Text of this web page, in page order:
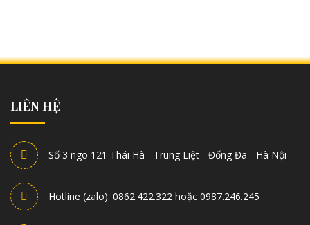
LIÊN HỆ
Số 3 ngõ 121 Thái Hà - Trung Liệt - Đống Đa - Hà Nội
Hotline (zalo): 0862.422.322 hoặc 0987.246.245